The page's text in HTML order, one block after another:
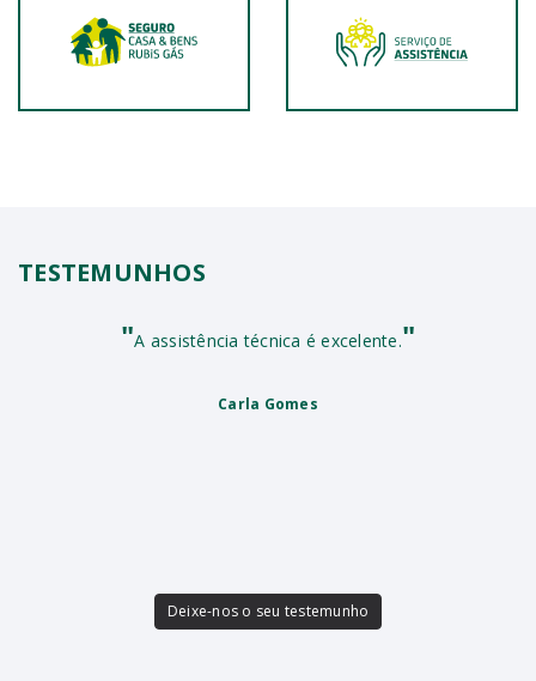
TESTEMUNHOS
"A assistência técnica é excelente."
Carla Gomes
Deixe-nos o seu testemunho